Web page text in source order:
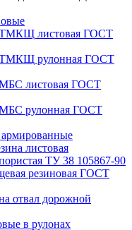
ТМКЩ листовая ГОСТ
ТМКЩ рулонная ГОСТ
МБС листовая ГОСТ
МБС рулонная ГОСТ
листовая
ТУ 38 105867-90
резиновая ГОСТ
отвал дорожной
в рулонах